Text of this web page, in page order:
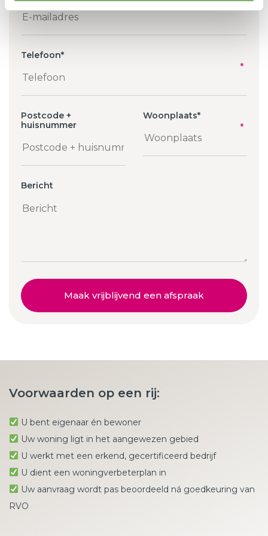
Telefoon*
Postcode +
huisnummer
Woonplaats*
Bericht
Maak vrijblijvend een afspraak
Voorwaarden op een rij:
U bent eigenaar én bewoner
Uw woning ligt in het aangewezen gebied
U werkt met een erkend, gecertificeerd bedrijf
U dient een woningverbeterplan in
Uw aanvraag wordt pas beoordeeld ná goedkeuring van
RVO